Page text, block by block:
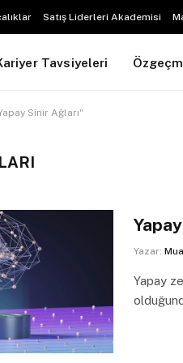
Satış Liderleri Akademisi
Tavsiyeleri
Sinir Ağları"
Yazar:
Yapay